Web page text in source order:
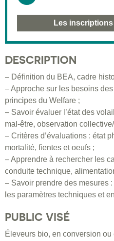
Les
DESCRIPTION
– Définition du BEA, cadre
– Approche sur les besoins
principes du Welfare ;
– Savoir évaluer l’état des
mal-être, observation
– Critères d’évaluations : état
mortalité, fientes et oeufs ;
– Apprendre à rechercher les
conduite technique,
– Savoir prendre des mesures
les paramètres techniques et
PUBLIC VISÉ
Éleveurs bio, en conversion